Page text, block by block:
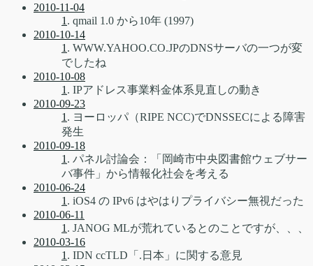
2010-11-04
1 . qmail 1.0 から10年 (1997)
2010-10-14
1 . WWW.YAHOO.CO.JPのDNSサーバの一つが変
でしたね
2010-10-08
1 . IPアドレス事業料金体系見直しの動き
2010-09-23
1 . ヨーロッパ（RIPE NCC)でDNSSECによる障害
発生
2010-09-18
1 . パネル討論会：「岡崎市中央図書館ウェブサー
バ事件」から情報化社会を考える
2010-06-24
1 . iOS4 の IPv6 はやはりプライバシー無視だった
2010-06-11
1 . JANOG MLが荒れているとのことですが、、、
2010-03-16
1 . IDN ccTLD「.日本」に関する意見